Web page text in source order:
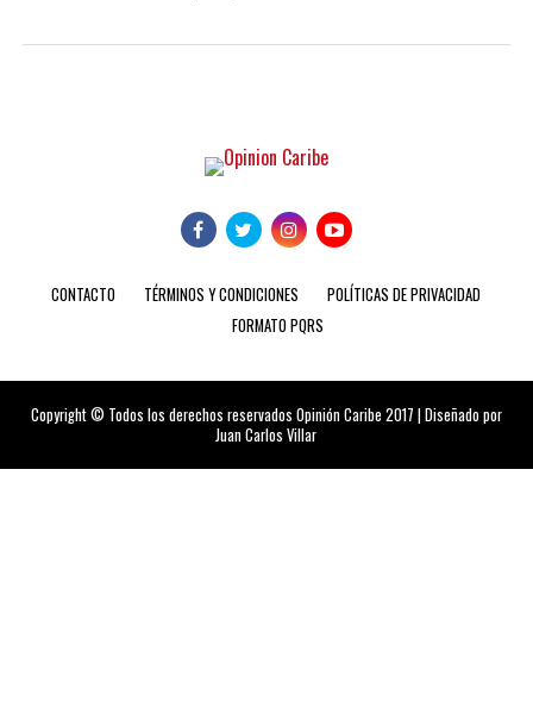
CONTACTO TÉRMINOS Y CONDICIONES
POLÍTICAS DE PRIVACIDAD
FORMATO PQRS
Copyright © Todos los derechos reservados Opinión Caribe 2017 | Diseñado por
Juan Carlos Villar